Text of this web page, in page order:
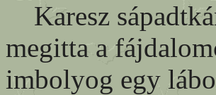
Karesz
megitta a
imbolyog egy